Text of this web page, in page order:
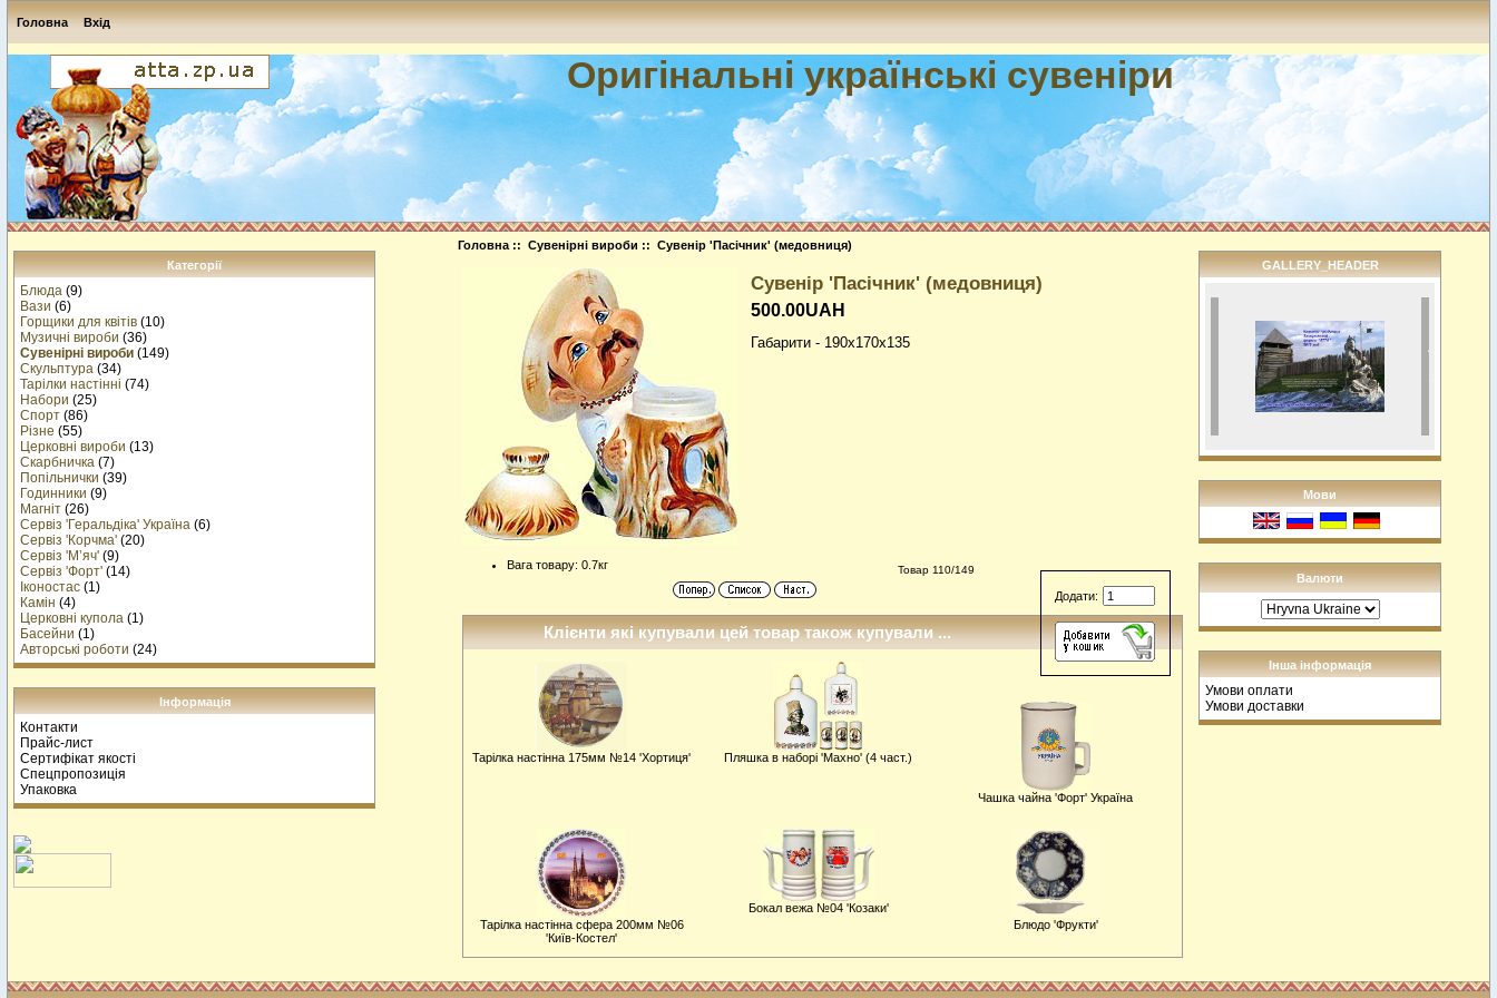
Головна Вхід
Оригінальні українські сувеніри
Категорії
Блюда (9)
Вази (6)
Горщики для квітів (10)
Музичнi вироби (36)
Сувенірні вироби (149)
Скульптура (34)
Тарілки настінні (74)
Набори (25)
Спорт (86)
Різне (55)
Церковні вироби (13)
Cкарбничка (7)
Попільнички (39)
Годинники (9)
Магніт (26)
Сервіз 'Геральдіка' Україна (6)
Сервіз 'Корчма' (20)
Сервіз 'М’яч' (9)
Сервіз 'Форт' (14)
Іконостас (1)
Камін (4)
Церковні купола (1)
Басейни (1)
Авторські роботи (24)
Інформація
Контакти
Прайс-лист
Сертифікат якості
Спецпропозиція
Упаковка
Головна ::Сувенірні вироби :: Сувенiр 'Пасічник' (медовниця)
Сувенiр 'Пасічник' (медовниця)
500.00UAH
Габарити - 190x170x135
Додати:
Вага товару: 0.7кг Товар 110/149
Клієнти які купували цей товар також купували ...
Тарiлка настiнна 175мм №14 'Хортиця' Пляшка в наборі 'Махно' (4 част.)
Чашка чайна 'Форт' Україна
Тарiлка настiнна сфера 200мм №06
'Київ-Костел'
Бокал вежа №04 'Козаки'
Блюдо 'Фрукти'
GALLERY_HEADER
Мови
Валюти
Інша інформація
Умови оплати
Умови доставки